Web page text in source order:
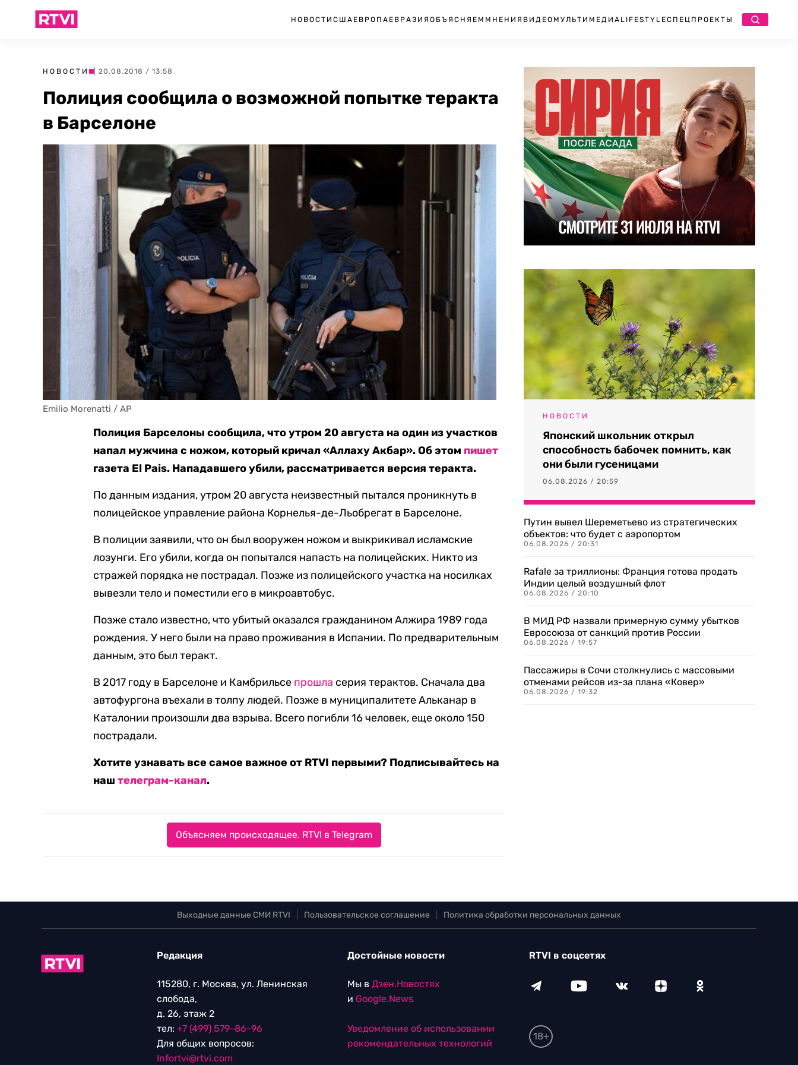
НОВОСТИ США ЕВРОПА ЕВРАЗИЯ ОБЪЯСНЯЕМ МНЕНИЯ ВИДЕО МУЛЬТИМЕДИА LIFESTYLEСПЕЦПРОЕКТЫ
НОВОСТИ | 20.08.2018 / 13:58
Полиция сообщила о возможной попытке теракта
в Барселоне
Emilio Morenatti / AP
Полиция Барселоны сообщила, что утром 20 августа на один из участков
напал мужчина с ножом, который кричал «Аллаху Акбар». Об этом пишет
газета El Pais. Нападавшего убили, рассматривается версия теракта.
По данным издания, утром 20 августа неизвестный пытался проникнуть в
полицейское управление района Корнелья-де-Льобрегат в Барселоне.
В полиции заявили, что он был вооружен ножом и выкрикивал исламские
лозунги. Его убили, когда он попытался напасть на полицейских. Никто из
стражей порядка не пострадал. Позже из полицейского участка на носилках
вывезли тело и поместили его в микроавтобус.
Позже стало известно, что убитый оказался гражданином Алжира 1989 года
рождения. У него были на право проживания в Испании. По предварительным
данным, это был теракт.
В 2017 году в Барселоне и Камбрильсе прошла серия терактов. Сначала два
автофургона въехали в толпу людей. Позже в муниципалитете Альканар в
Каталонии произошли два взрыва. Всего погибли 16 человек, еще около 150
пострадали.
Хотите узнавать все самое важное от RTVI первыми? Подписывайтесь на
наштелеграм-канал.
Объясняем происходящее. RTVI в Telegram
НОВОСТИ
Японский школьник открыл
способность бабочек помнить, как
они были гусеницами
06.08.2026 / 20:59
Путин вывел Шереметьево из стратегических
объектов: что будет с аэропортом
06.08.2026 / 20:31
Rafale за триллионы: Франция готова продать
Индии целый воздушный флот
06.08.2026 / 20:10
В МИД РФ назвали примерную сумму убытков
Евросоюза от санкций против России
06.08.2026 / 19:57
Пассажиры в Сочи столкнулись с массовыми
отменами рейсов из-за плана «Ковер»
06.08.2026 / 19:32
Выходные данные СМИ RTVI Пользовательское соглашение Политика обработки персональных данных
Редакция
115280, г. Москва, ул. Ленинская
слобода,
д. 26, этаж 2
тел: +7 (499) 579-86-96
Для общих вопросов:
Infortvi@rtvi.com
Достойные новости
Мы в Дзен.Новостях
и Google.News
Уведомление об использовании
рекомендательных технологий
RTVI в соцсетях
18+